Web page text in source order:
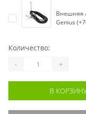
Внешняя
Genius
Количество:
- +
В